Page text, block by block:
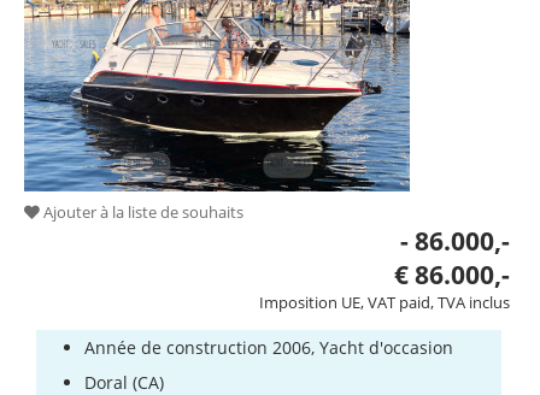
Service
Équipement
de
bateau
Bateaux
volés
voile
et
Ajouter à la liste de souhaits
- 86.000,-
€ 86.000,-
Imposition UE, VAT paid, TVA inclus
Année de construction 2006, Yacht d'occasion
Doral (CA)